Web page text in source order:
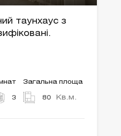
таунхаус з
3
Загальна площа
80 Кв.м.